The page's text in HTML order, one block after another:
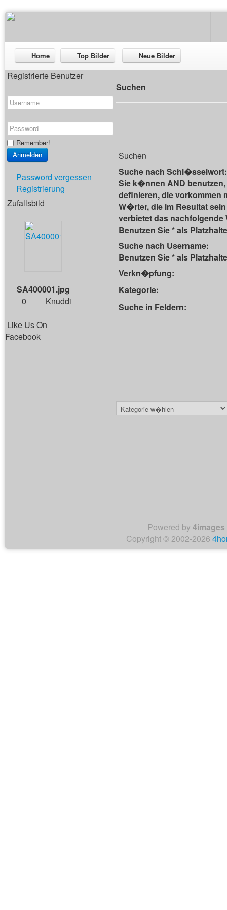
Home Top Bilder Neue Bilder
Registrierte Benutzer
Remember!
Password vergessen
Registrierung
Zufallsbild
SA400001.jpg
0
Knuddi
Like Us On
Facebook
Suchen
Suchen
Suche nach Schl�sselwort:
Sie k�nnen AND
definieren, die
W�rter, die im Resultat
verbietet das nachfolgende
Benutzen Sie * als
Suche nach Username:
Benutzen Sie * als
Verkn�pfung:
Kategorie:
Suche in Feldern:
Powered by4images
Copyright © 2002-2026